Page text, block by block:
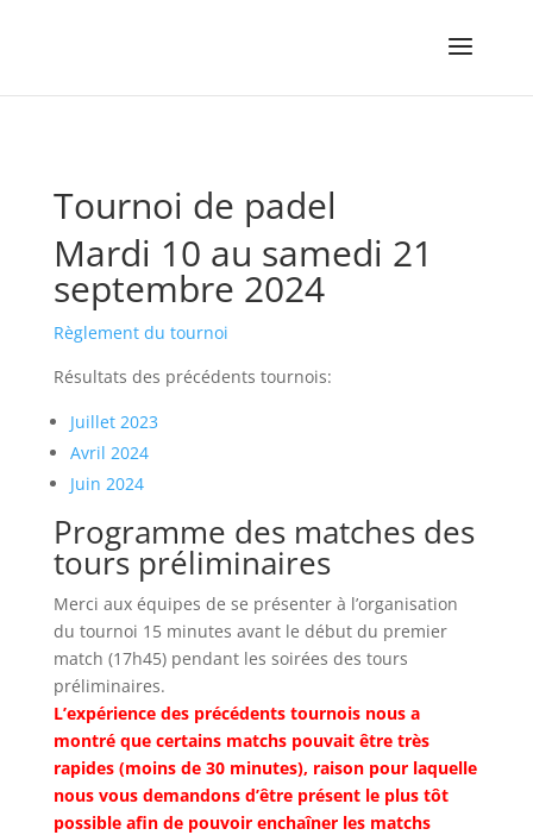
Tournoi de padel
Mardi 10 au samedi 21
septembre 2024
Règlement du tournoi
Résultats des précédents tournois:
Juillet 2023
Avril 2024
Juin 2024
Programme des matches des
tours préliminaires
Merci aux équipes de se présenter à l’organisation
du tournoi 15 minutes avant le début du premier
match (17h45) pendant les soirées des tours
préliminaires.
L’expérience des précédents tournois nous a
montré que certains matchs pouvait être très
rapides (moins de 30 minutes), raison pour laquelle
nous vous demandons d’être présent le plus tôt
possible afin de pouvoir enchaîner les matchs